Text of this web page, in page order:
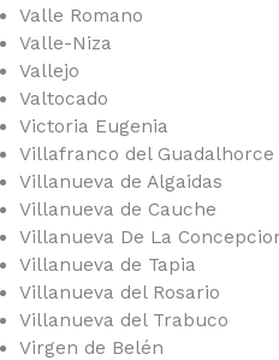
Valle Romano
Valle-Niza
Vallejo
Valtocado
Victoria Eugenia
Villafranco del Guadalhorce
Villanueva de Algaidas
Villanueva de Cauche
Villanueva De La
Villanueva de Tapia
Villanueva del Rosario
Villanueva del Trabuco
Virgen de Belén